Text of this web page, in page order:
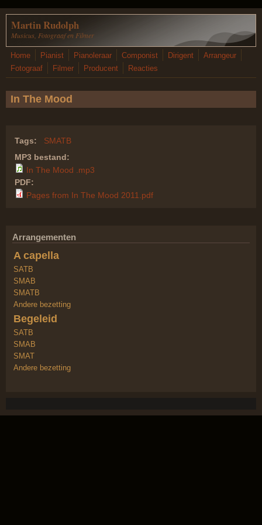
Overslaan en naar de inhoud gaan
Martin Rudolph
Musicus, Fotograaf en Filmer
Home Pianist Pianoleraar Componist Dirigent
Arrangeur
Fotograaf
Filmer Producent Reacties
In The Mood
Tags:
SMATB
MP3 bestand:
In The Mood .mp3
PDF:
Pages from In The Mood 2011.pdf
Arrangementen
A capella
SATB
SMAB
SMATB
Andere bezetting
Begeleid
SATB
SMAB
SMAT
Andere bezetting